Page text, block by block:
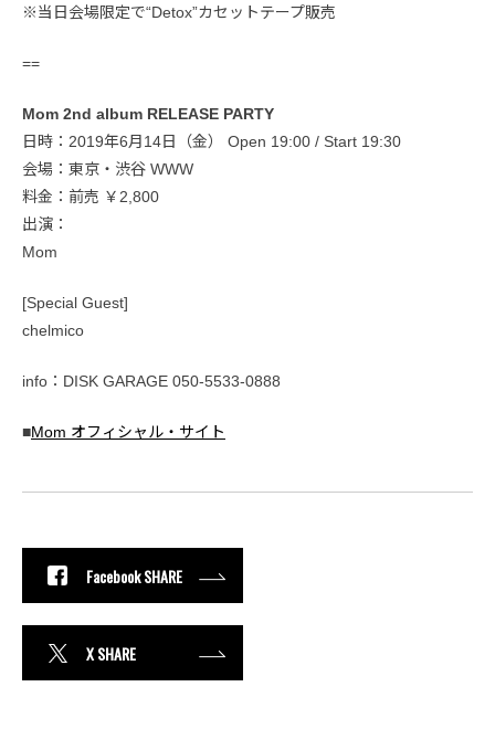
※当日会場限定で“Detox”カセットテープ販売
==
Mom 2nd album RELEASE PARTY
日時：2019年6月14日（金） Open 19:00 / Start 19:30
会場：東京・渋谷 WWW
料金：前売 ￥2,800
出演：
Mom
[Special Guest]
chelmico
info：DISK GARAGE 050-5533-0888
■Mom オフィシャル・サイト
Facebook SHARE
X SHARE